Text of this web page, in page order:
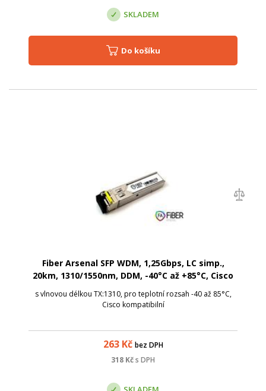
SKLADEM
Do košíku
Fiber Arsenal SFP WDM, 1,25Gbps, LC simp.,
20km, 1310/1550nm, DDM, -40°C až +85°C, Cisco
s vlnovou délkou TX:1310, pro teplotní rozsah -40 až 85°C,
Cisco kompatibilní
263Kč bez DPH
318 Kčs DPH